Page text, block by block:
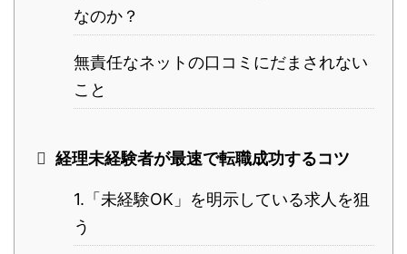
なのか？
無責任なネットの口コミにだまされない
こと
経理未経験者が最速で転職成功するコツ
1.「未経験OK」を明示している求人を狙
う